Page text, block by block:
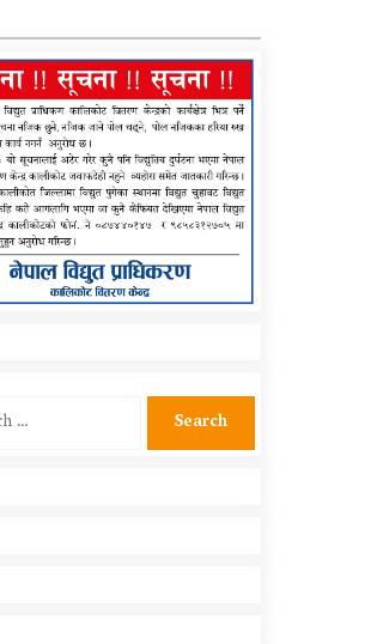
गणनाकाे लागि खटिए
विद्यालयलाई
हस्तान्तरण